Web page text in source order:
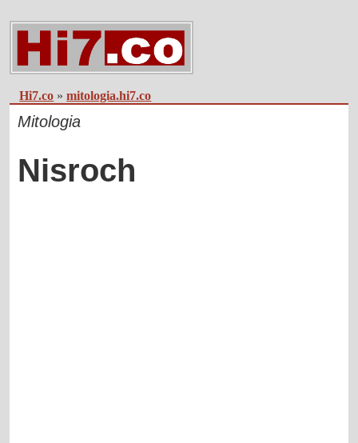
Hi7.co »mitologia.hi7.co
Mitologia
Nisroch